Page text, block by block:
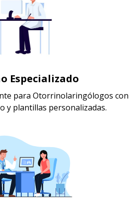
Especializado
para Otorrinolaringólogos con
y plantillas personalizadas.